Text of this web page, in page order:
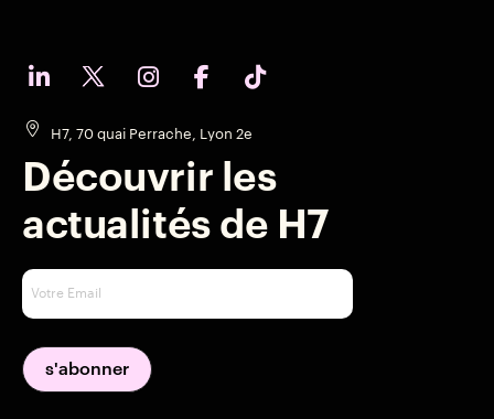
H7, 70 quai Perrache, Lyon 2e
Découvrir les
actualités de H7